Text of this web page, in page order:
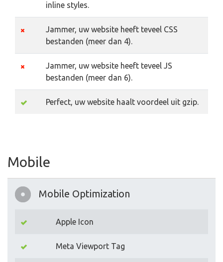
inline styles.
Jammer, uw website heeft teveel CSS
bestanden (meer dan 4).
Jammer, uw website heeft teveel JS
bestanden (meer dan 6).
Perfect, uw website haalt voordeel uit gzip.
Mobile
Mobile Optimization
Apple Icon
Meta Viewport Tag